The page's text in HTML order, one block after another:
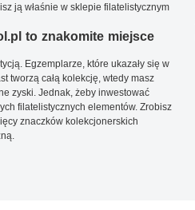
ją właśnie w sklepie filatelistycznym
to znakomite miejsce
Egzemplarze, które ukazały się w
tworzą całą kolekcję, wtedy masz
zyski. Jednak, żeby inwestować
filatelistycznych elementów. Zrobisz
znaczków kolekcjonerskich